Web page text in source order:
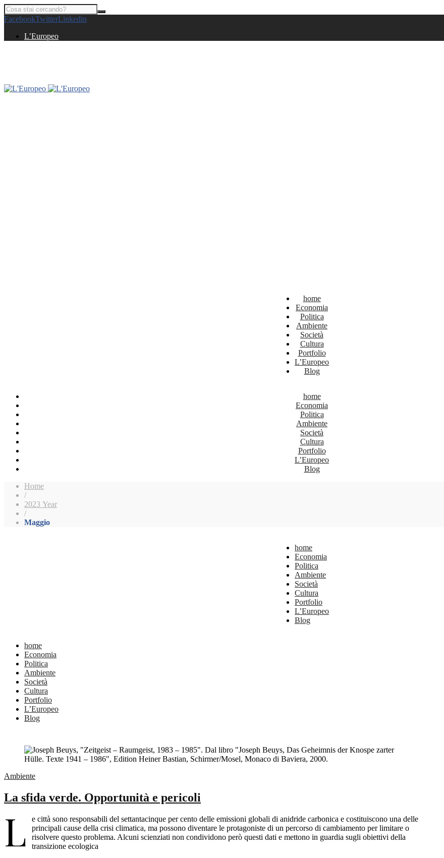
FacebookTwitterLinkedin
L’Europeo
home
Economia
Politica
Ambiente
Società
Cultura
Portfolio
L’Europeo
Blog
home
Economia
Politica
Ambiente
Società
Cultura
Portfolio
L’Europeo
Blog
Home
/
2023 Year
/
Maggio
home
Economia
Politica
Ambiente
Società
Cultura
Portfolio
L’Europeo
Blog
home
Economia
Politica
Ambiente
Società
Cultura
Portfolio
L’Europeo
Blog
Ambiente
La sfida verde. Opportunità e pericoli
L
e città sono responsabili del settantacinque per cento delle emissioni globali di anidride carbonica e costituiscono una delle
principali cause della crisi climatica, ma possono diventare le protagoniste di un percorso di cambiamento per limitare o
risolvere questo problema. Alcuni scienziati non condividono però questi dati e mettono in guardia sugli obiettivi della
transizione ecologica